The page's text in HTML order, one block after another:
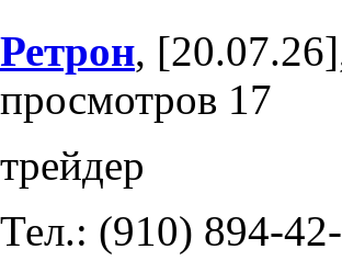
Ретрон,
просмотров 17
трейдер
Тел.: (910) 894-